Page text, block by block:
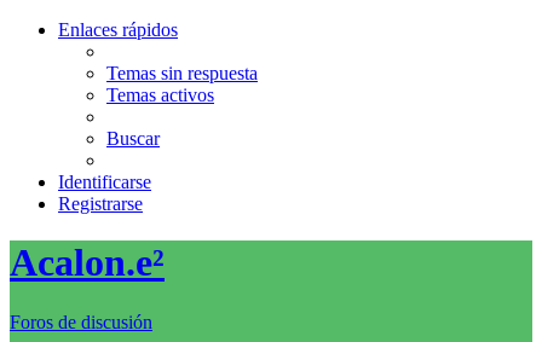
Enlaces rápidos
Temas sin respuesta
Temas activos
Buscar
Identificarse
Registrarse
Acalon.e²
Foros de discusión